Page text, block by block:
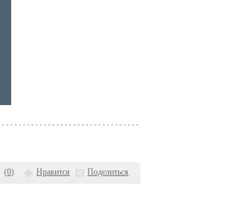
(0) Нравится Поделиться